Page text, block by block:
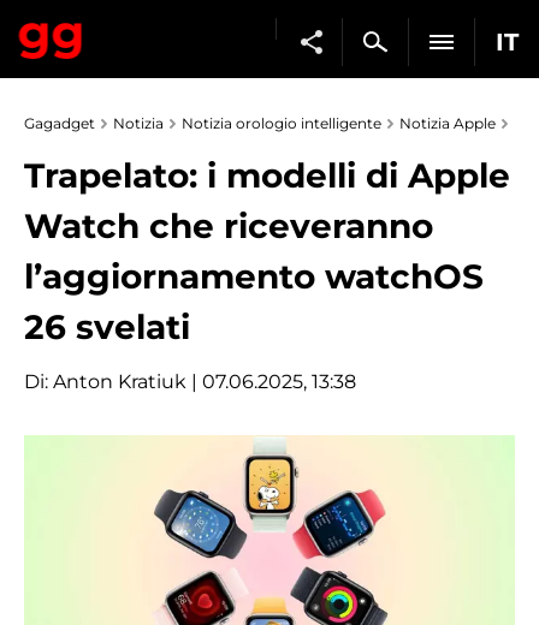
IT
Gagadget Notizia Notizia orologio intelligente Notizia Apple
Trapelato: i modelli di Apple
Watch che riceveranno
l’aggiornamento watchOS
26 svelati
Di: Anton Kratiuk | 07.06.2025, 13:38